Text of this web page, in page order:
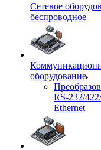
Сетевое
беспроводное
оборудование
RS-232/
Ethernet